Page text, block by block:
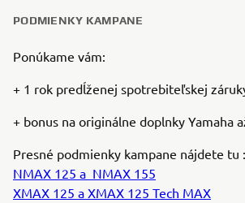
PODMIENKY KAMPANE
Ponúkame vám:
+ 1 rok predĺženej spotrebiteľskej
+ bonus na originálne doplnky Yamaha
Presné podmienky kampane nájdete tu :
NMAX 125 a NMAX 155
XMAX 125 a XMAX 125 Tech MAX